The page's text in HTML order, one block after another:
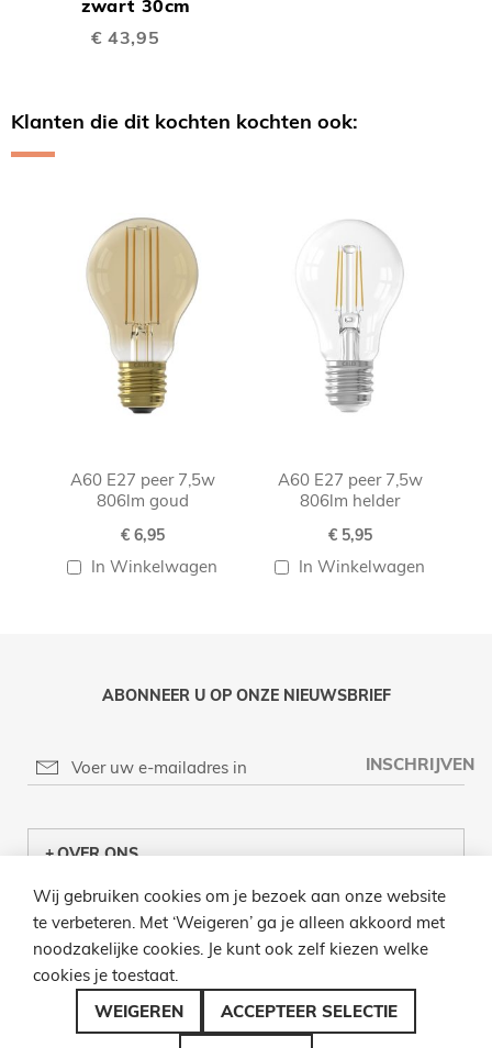
zwart 30cm
€ 43,95
Winkelwagen
Klanten die dit kochten kochten ook:
A60 E27 peer 7,5w
806lm goud
€ 6,95
In Winkelwagen
A60 E27 peer 7,5w
806lm helder
€ 5,95
In Winkelwagen
ABONNEER U OP ONZE NIEUWSBRIEF
INSCHRIJVEN
OVER ONS
KLANTENCENTRUM
INFO
BEL ONS
Wij gebruiken cookies om je bezoek aan onze website
te verbeteren. Met ‘Weigeren’ ga je alleen akkoord met
noodzakelijke cookies. Je kunt ook zelf kiezen welke
cookies je toestaat.
WEIGEREN
ACCEPTEER SELECTIE